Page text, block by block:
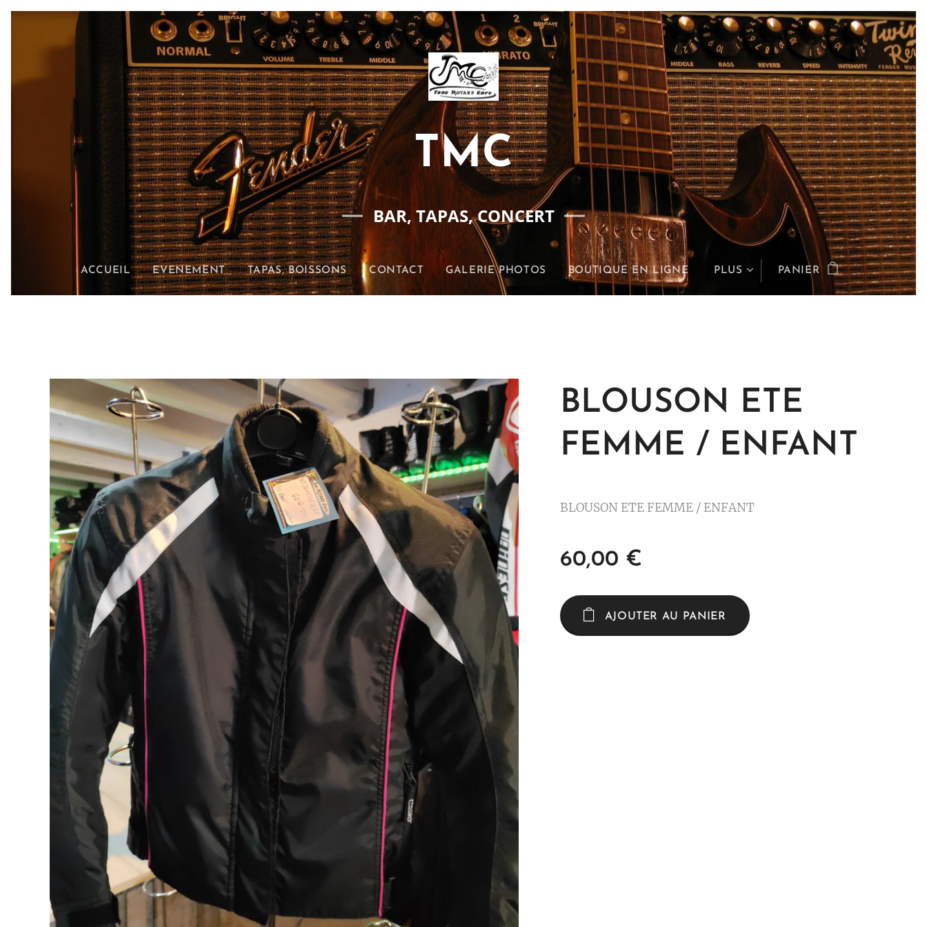
TMC
BAR, TAPAS, CONCERT
ACCUEIL EVENEMENT TAPAS, BOISSONS CONTACT GALERIE PHOTOS BOUTIQUE EN LIGNE PLUS PANIER
BLOUSON ETE
FEMME / ENFANT
BLOUSON ETE FEMME / ENFANT
60,00 €
AJOUTER AU PANIER